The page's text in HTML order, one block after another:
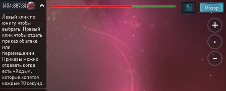
+
.
-
Обзор
[404:887:8]
Левый клик по
юниту, чтобы
выбрать. Правый
клик чтобы отдать
приказ об атаке
или
перемещении.
Приказы можно
отдавать когда
есть «Ходы»,
которые копятся
каждые 10 секунд.